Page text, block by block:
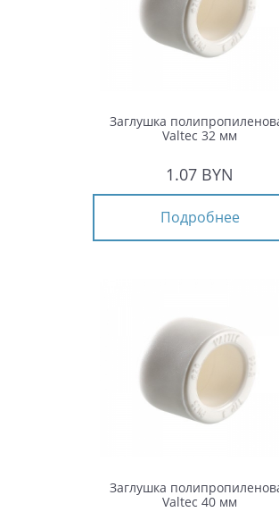
Заглушка
Valtec 32 мм
1.07 BYN
Подробнее
Заглушка
Valtec 40 мм